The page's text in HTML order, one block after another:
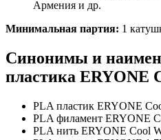
Армения и др.
Минимальная партия: 1
Синонимы и
пластика ERYONE
PLA пластик ERYONE
PLA филамент ERYONE
PLA нить ERYONE Cool